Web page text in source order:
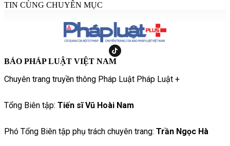
TIN CÙNG CHUYÊN MỤC
BÁO PHÁP LUẬT VIỆT NAM
Chuyên trang truyền thông Pháp Luật Pháp Luật +
Tổng Biên tập: Tiến sĩ Vũ Hoài Nam
Phó Tổng Biên tập phụ trách chuyên trang: Trần Ngọc Hà